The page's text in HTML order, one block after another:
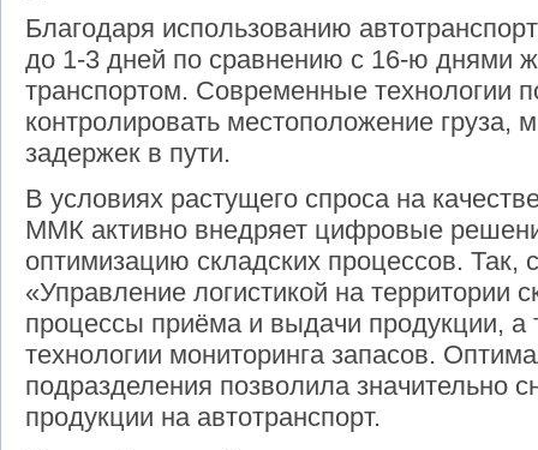
Благодаря использованию
до 1-3 дней по сравнению с 16-ю днями
транспортом. Современные технологии
контролировать местоположение груза,
задержек в пути.
В условиях растущего спроса на
ММК активно внедряет цифровые
оптимизацию складских процессов.
«Управление логистикой на территории
процессы приёма и выдачи продукции, а
технологии мониторинга запасов.
подразделения позволила значительно
продукции на автотранспорт.